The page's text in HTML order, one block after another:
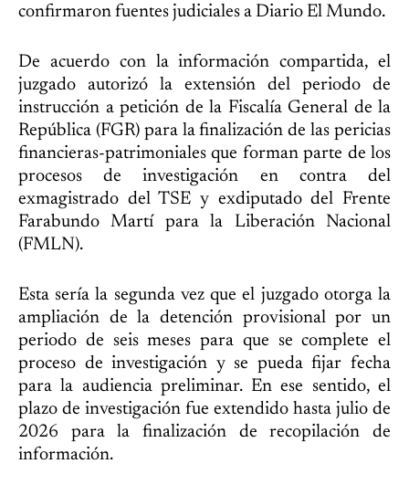
confirmaron fuentes judiciales a Diario El Mundo.
De acuerdo con la información compartida, el
juzgado autorizó la extensión del periodo de
instrucción a petición de la Fiscalía General de la
República (FGR) para la finalización de las pericias
financieras-patrimoniales que forman parte de los
procesos de investigación en contra del
exmagistrado del TSE y exdiputado del Frente
Farabundo Martí para la Liberación Nacional
(FMLN).
Esta sería la segunda vez que el juzgado otorga la
ampliación de la detención provisional por un
periodo de seis meses para que se complete el
proceso de investigación y se pueda fijar fecha
para la audiencia preliminar. En ese sentido, el
plazo de investigación fue extendido hasta julio de
2026 para la finalización de recopilación de
información.